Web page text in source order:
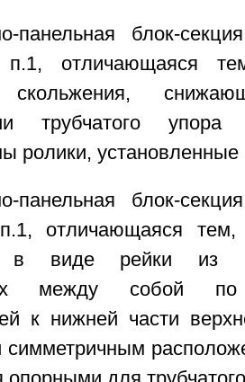
панельная блок-
отличающаяся
скольжения,
трубчатого
ролики,
панельная блок-
отличающаяся
в виде рейки из
между собой
к нижней части
симметричным